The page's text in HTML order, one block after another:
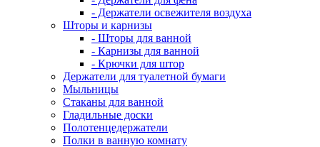
- Держатели освежителя воздуха
Шторы и карнизы
- Шторы для ванной
- Карнизы для ванной
- Крючки для штор
Держатели для туалетной бумаги
Мыльницы
Стаканы для ванной
Гладильные доски
Полотенцедержатели
Полки в ванную комнату